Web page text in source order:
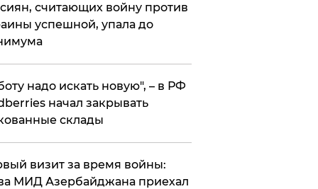
считающих войну против
успешной, упала до
надо искать новую", – в РФ
начал закрывать
склады
визит за время войны:
МИД Азербайджана приехал